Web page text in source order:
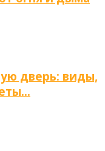
дверь: виды,